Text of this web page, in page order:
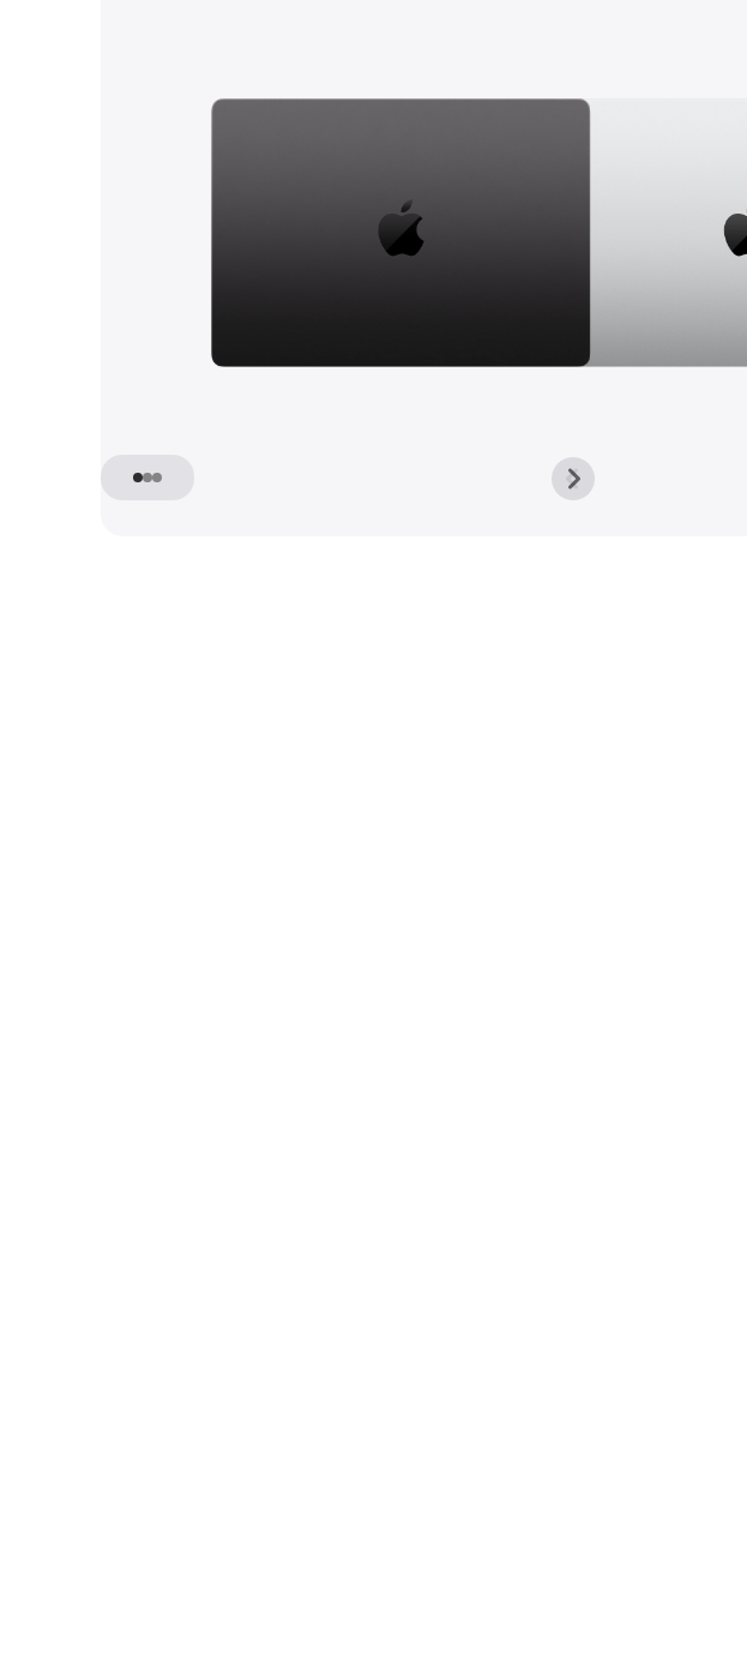
上
一
下
一